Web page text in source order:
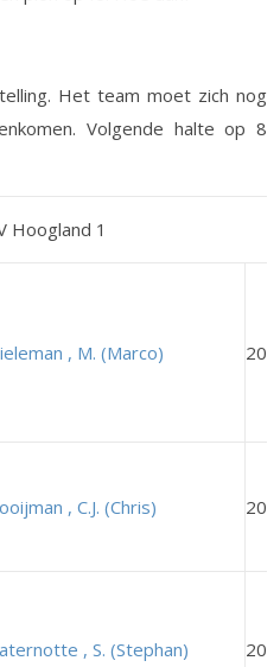
Het team moet zich nog
Volgende halte op 8
Hoogland 1
, M. (Marco) 2092
, C.J. (Chris) 2015
, S. (Stephan) 2008